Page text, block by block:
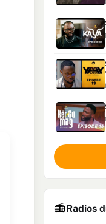
📻Radios